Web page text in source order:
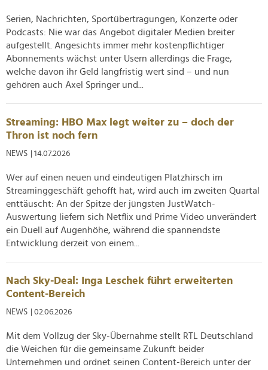
Serien, Nachrichten, Sportübertragungen, Konzerte oder
Podcasts: Nie war das Angebot digitaler Medien breiter
aufgestellt. Angesichts immer mehr kostenpflichtiger
Abonnements wächst unter Usern allerdings die Frage,
welche davon ihr Geld langfristig wert sind – und nun
gehören auch Axel Springer und...
Streaming: HBO Max legt weiter zu – doch der
Thron ist noch fern
NEWS | 14.07.2026
Wer auf einen neuen und eindeutigen Platzhirsch im
Streaminggeschäft gehofft hat, wird auch im zweiten Quartal
enttäuscht: An der Spitze der jüngsten JustWatch-
Auswertung liefern sich Netflix und Prime Video unverändert
ein Duell auf Augenhöhe, während die spannendste
Entwicklung derzeit von einem...
Nach Sky-Deal: Inga Leschek führt erweiterten
Content-Bereich
NEWS | 02.06.2026
Mit dem Vollzug der Sky-Übernahme stellt RTL Deutschland
die Weichen für die gemeinsame Zukunft beider
Unternehmen und ordnet seinen Content-Bereich unter der